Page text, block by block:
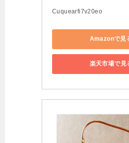
Cuquearfi7v20eo
Amazonで見
楽天市場で見